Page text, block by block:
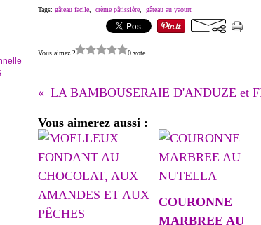
Tags: gâteau facile crème pâtissière gâteau au yaourt
Vous aimez ? 0 vote
Vous aimerez aussi :
COURONNE
MARBREE AU